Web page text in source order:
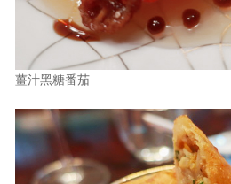
薑汁黑糖番茄